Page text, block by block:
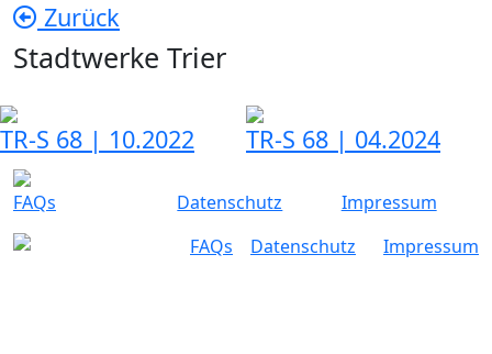
Zurück
Stadtwerke Trier
TR-S 68 | 10.2022 TR-S 68 | 04.2024
FAQs Datenschutz
Impressum
FAQs
Datenschutz Impressum